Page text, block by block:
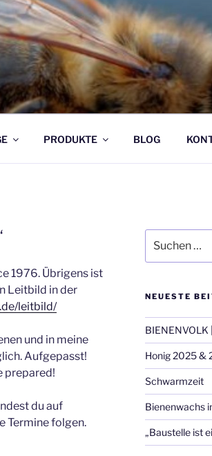
PRODUKTE BLOG
1976. Übrigens ist
Leitbild in der
leitbild/
und in meine
Aufgepasst!
prepared!
du auf
Termine folgen.
nach:
NEUESTE
BIENENVOLK
Honig 2025 &
Schwarmzeit
Bienenwachs
„Baustelle ist